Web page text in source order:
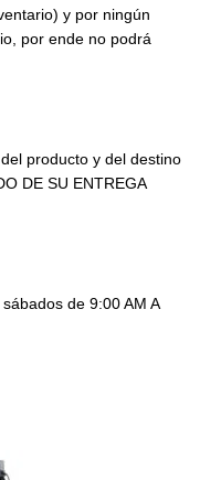
y por ningún
por ende no podrá
producto y del destino
DE SU ENTREGA
de 9:00 AM A